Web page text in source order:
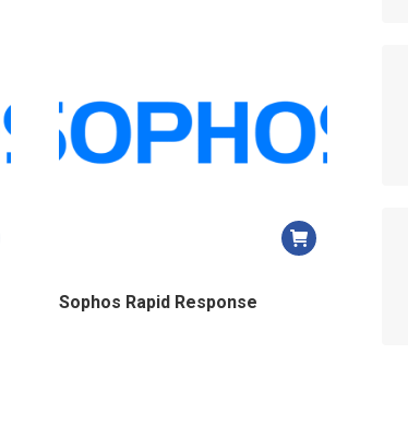
ancien
Sophos Rapid Response